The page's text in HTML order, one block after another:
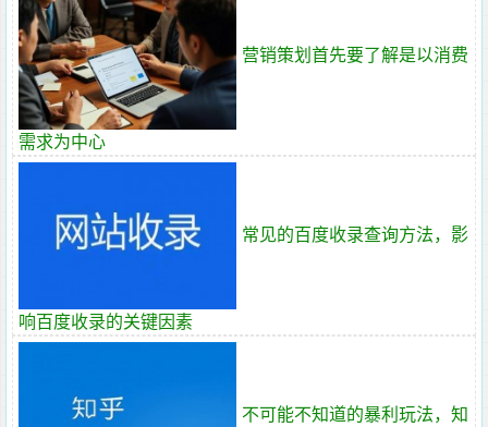
营销策划首先要了解是以消费
需求为中心
常见的百度收录查询方法，影
响百度收录的关键因素
不可能不知道的暴利玩法，知